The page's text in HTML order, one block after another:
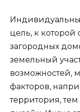
цель, к которой
загородных
земельный
возможностей,
факторов,
территория,